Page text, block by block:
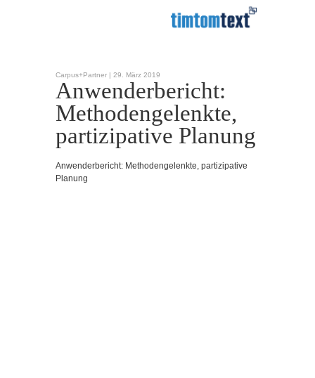
Carpus+Partner | 29. März 2019
Anwenderbericht:
Methodengelenkte,
partizipative Planung
Anwenderbericht: Methodengelenkte, partizipative
Planung